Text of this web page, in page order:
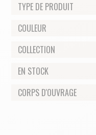
TYPE DE PRODUIT
COULEUR
COLLECTION
EN STOCK
CORPS D'OUVRAGE